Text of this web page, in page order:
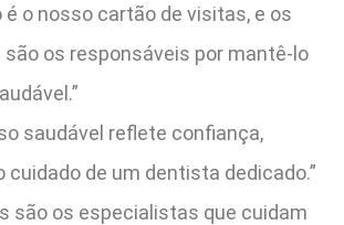
é o nosso cartão de visitas, e os
os responsáveis por mantê-lo
saudável reflete confiança,
cuidado de um dentista dedicado.”
são os especialistas que cuidam